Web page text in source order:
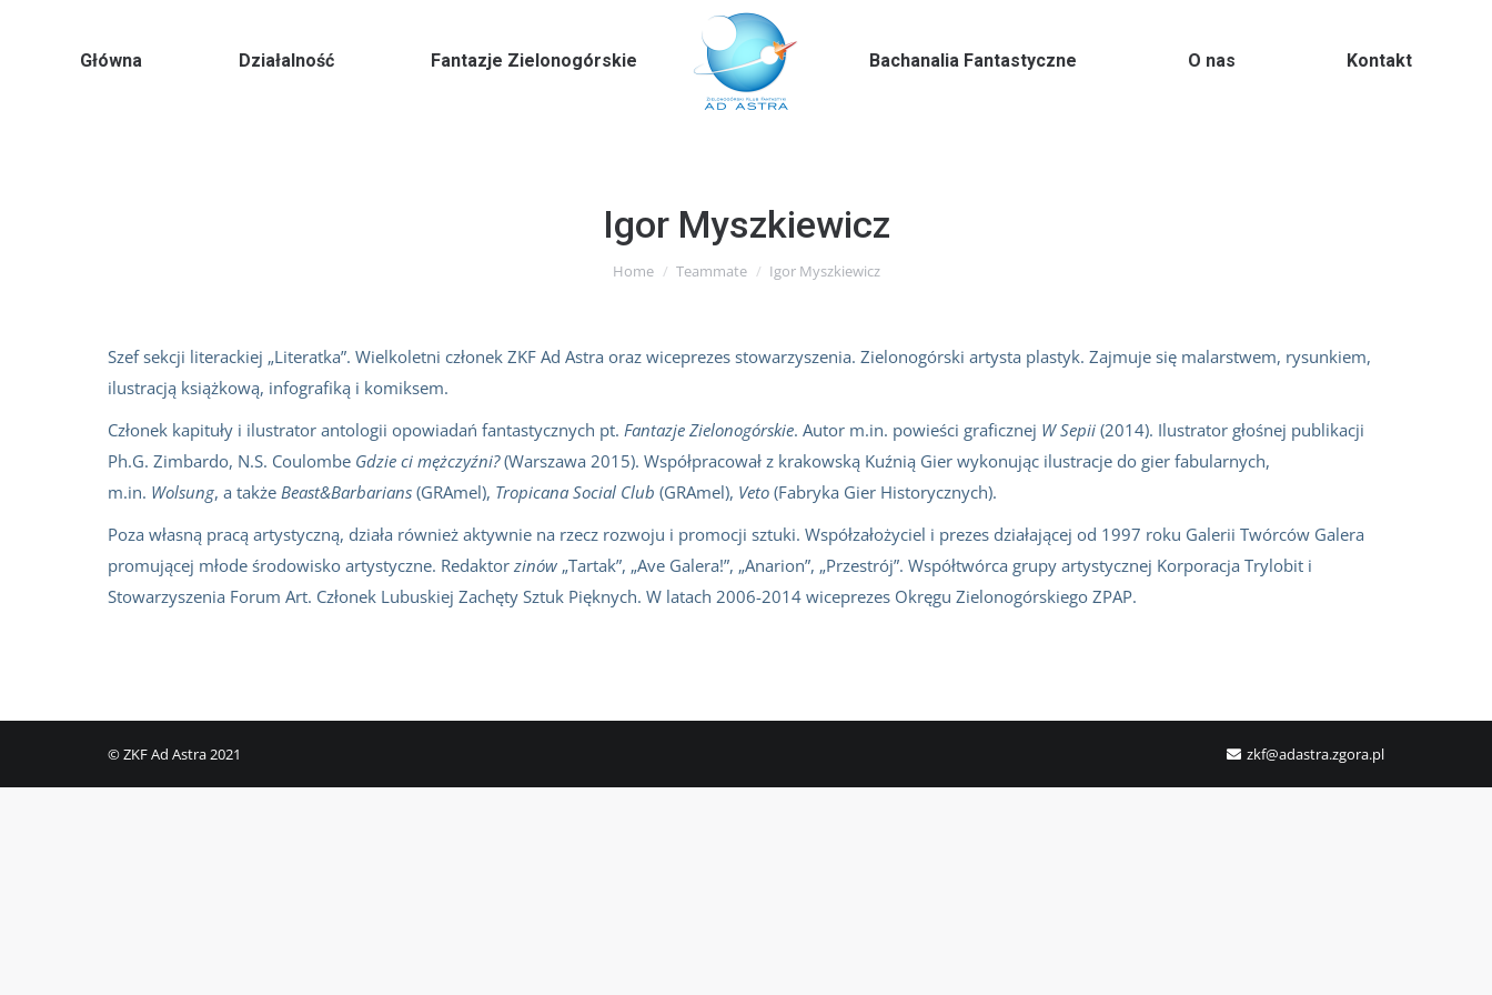
Główna Działalność Fantazje Zielonogórskie Bachanalia Fantastyczne O nas Kontakt
Igor Myszkiewicz
You are here:
Home Teammate Igor Myszkiewicz
Szef sekcji literackiej „Literatka”. Wielkoletni członek ZKF Ad Astra oraz wiceprezes stowarzyszenia. Zielonogórski artysta plastyk. Zajmuje się malarstwem, rysunkiem,
ilustracją książkową, infografiką i komiksem.
Członek kapituły i ilustrator antologii opowiadań fantastycznych pt. Fantazje Zielonogórskie. Autor m.in. powieści graficznej W Sepii (2014). Ilustrator głośnej publikacji
Ph.G. Zimbardo, N.S. Coulombe Gdzie ci mężczyźni?(Warszawa 2015). Współpracował z krakowską Kuźnią Gier wykonując ilustracje do gier fabularnych,
m.in. Wolsung, a także Beast&Barbarians (GRAmel), Tropicana Social Club (GRAmel), Veto (Fabryka Gier Historycznych).
Poza własną pracą artystyczną, działa również aktywnie na rzecz rozwoju i promocji sztuki. Współzałożyciel i prezes działającej od 1997 roku Galerii Twórców Galera
promującej młode środowisko artystyczne. Redaktorzinów „Tartak”, „Ave Galera!”, „Anarion”, „Przestrój”. Współtwórca grupy artystycznej Korporacja Trylobit i
Stowarzyszenia Forum Art. Członek Lubuskiej Zachęty Sztuk Pięknych. W latach 2006-2014 wiceprezes Okręgu Zielonogórskiego ZPAP.
© ZKF Ad Astra 2021 zkf@adastra.zgora.pl